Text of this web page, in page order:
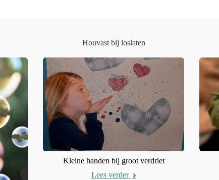
Houvast bij loslaten
Kleine handen bij groot verdriet
Lees verder